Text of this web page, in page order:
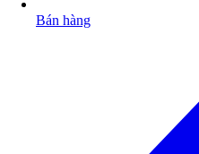
Bán hàng